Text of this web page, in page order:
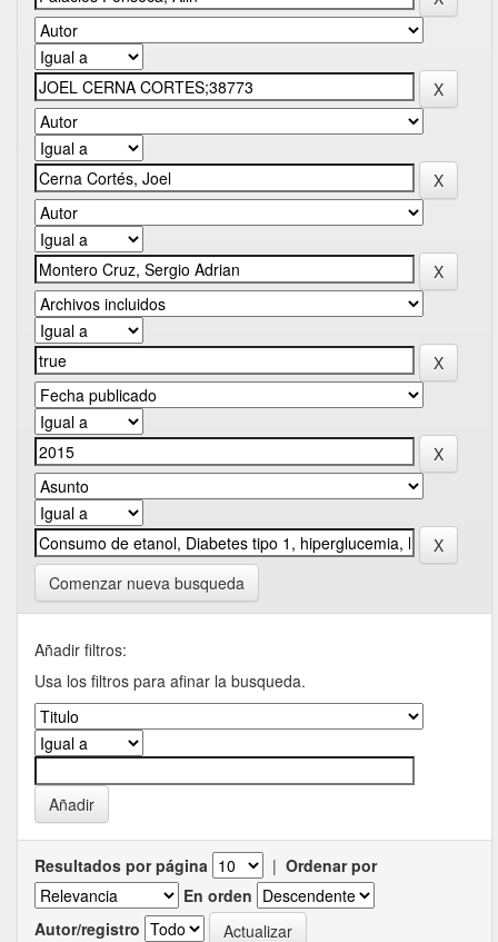
Comenzar nueva busqueda
Añadir filtros:
Usa los filtros para afinar la busqueda.
Resultados por página | Ordenar por
En orden
Autor/registro